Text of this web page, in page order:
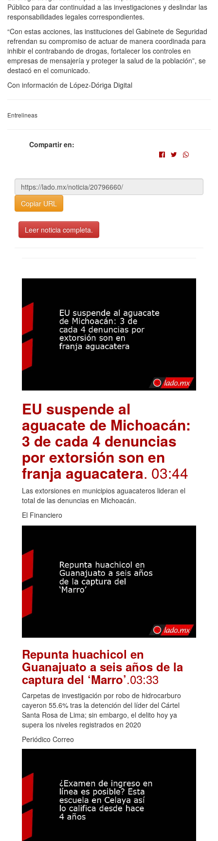
Público para dar continuidad a las investigaciones y deslindar las
responsabilidades legales correspondientes.
“Con estas acciones, las instituciones del Gabinete de Seguridad
refrendan su compromiso de actuar de manera coordinada para
inhibir el contrabando de drogas, fortalecer los controles en
empresas de mensajería y proteger la salud de la población”, se
destacó en el comunicado.
Con información de López-Dóriga Digital
Entrelineas
Compartir en:
Copiar URL
Leer noticia completa.
EU suspende al
aguacate de Michoacán:
3 de cada 4 denuncias
por extorsión son en
franja aguacatera. 03:44
Las extorsiones en municipios aguacateros lideran el
total de las denuncias en Michoacán.
El Financiero
Repunta huachicol en
Guanajuato a seis años de la
captura del ‘Marro’.03:33
Carpetas de investigación por robo de hidrocarburo
cayeron 55.6% tras la detención del líder del Cártel
Santa Rosa de Lima; sin embargo, el delito hoy ya
supera los niveles registrados en 2020
Periódico Correo